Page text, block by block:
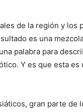
de la región y los
es una
palabra para
Y es que esta es
gran parte de